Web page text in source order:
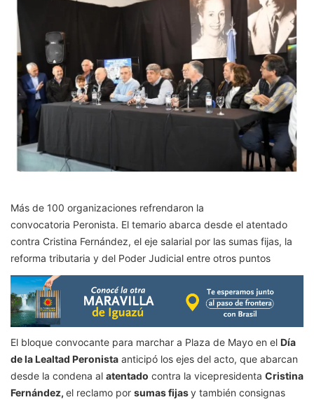
Más de 100 organizaciones refrendaron la
convocatoria Peronista. El temario abarca desde el atentado
contra Cristina Fernández, el eje salarial por las sumas fijas, la
reforma tributaria y del Poder Judicial entre otros puntos
El bloque convocante para marchar a Plaza de Mayo en el Día
de la Lealtad Peronista anticipó los ejes del acto, que abarcan
desde la condena al atentado contra la vicepresidenta Cristina
Fernández, el reclamo por sumas fijasy también consignas